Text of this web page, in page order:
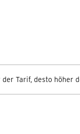
Tarif, desto höher